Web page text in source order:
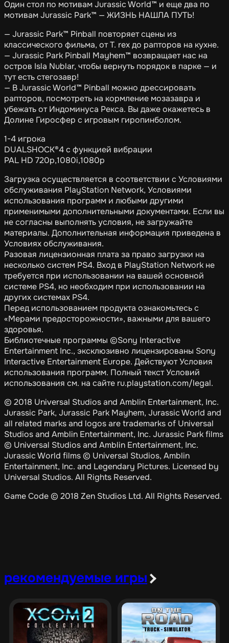
Один стол по мотивам Jurassic World™ и еще два по
мотивам Jurassic Park™ — ЖИЗНЬ НАШЛА ПУТЬ!
— Jurassic Park™ Pinball повторяет сцены из
классического фильма, от T. rex до рапторов на кухне.
— Jurassic Park Pinball Mayhem™ возвращает нас на
остров Isla Nublar, чтобы вернуть порядок в парке — и
тут есть стегозавр!
— В Jurassic World™ Pinball можно дрессировать
рапторов, посмотреть на кормление мозазавра и
убежать от Индоминуса Рекса. Вы даже окажетесь в
Долине Гиросфер с игровым гиропинболом.
1-4 игрока
DUALSHOCK®4 с функцией вибрации
PAL HD 720p,1080i,1080p
Загрузка осуществляется в соответствии с Условиями
обслуживания PlayStation Network, Условиями
использования программ и любыми другими
применимыми дополнительными документами. Если вы
не согласны выполнять условия, не загружайте
материалы. Дополнительная информация приведена в
Условиях обслуживания.
Разовая лицензионная плата за право загрузки на
несколько систем PS4. Вход в PlayStation Network не
требуется при использовании на вашей основной
системе PS4, но необходим при использовании на
других системах PS4.
Перед использованием продукта ознакомьтесь с
«Мерами предосторожности», важными для вашего
здоровья.
Библиотечные программы ©Sony Interactive
Entertainment Inc., эксклюзивно лицензированы Sony
Interactive Entertainment Europe. Действуют Условия
использования программ. Полный текст Условий
использования см. на сайте ru.playstation.com/legal.
© 2018 Universal Studios and Amblin Entertainment, Inc.
Jurassic Park, Jurassic Park Mayhem, Jurassic World and
all related marks and logos are trademarks of Universal
Studios and Amblin Entertainment, Inc. Jurassic Park films
© Universal Studios and Amblin Entertainment, Inc.
Jurassic World films © Universal Studios, Amblin
Entertainment, Inc. and Legendary Pictures. Licensed by
Universal Studios. All Rights Reserved.
Game Code © 2018 Zen Studios Ltd. All Rights Reserved.
рекомендуемые игры